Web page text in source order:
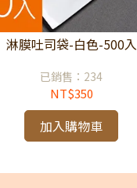
淋膜吐司袋-白色-500入
已銷售：234
NT$350
加入購物車